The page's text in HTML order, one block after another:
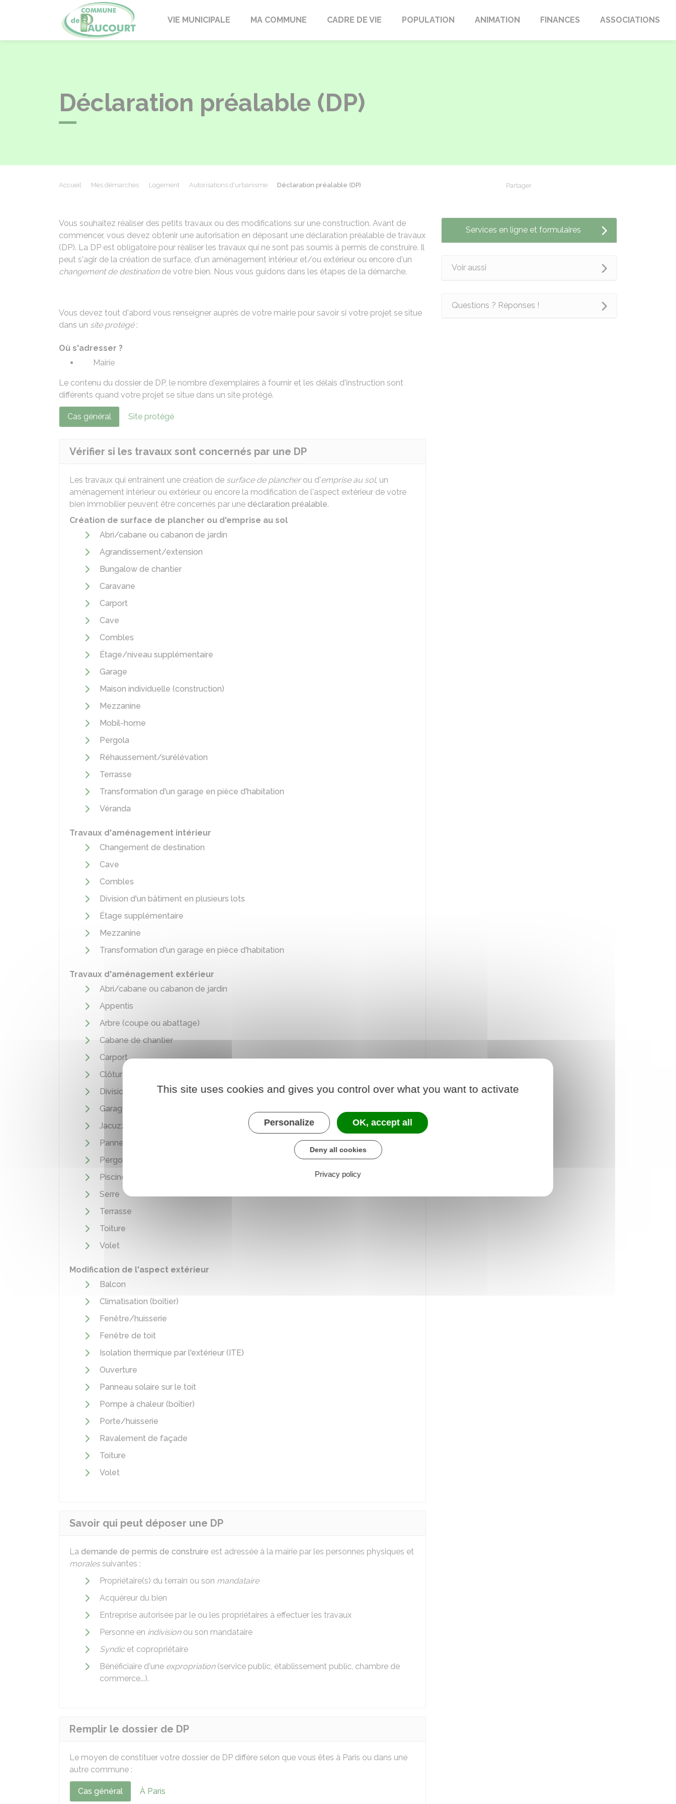
PaucourtVIE MUNICIPALE MA COMMUNE CADRE DE VIE POPULATION ANIMATION FINANCES ASSOCIATIONS
Déclaration préalable (DP)
Accueil Mes démarches Logement Autorisations d'urbanisme Déclaration préalable (DP) Partager
Vous souhaitez réaliser des petits travaux ou des modifications sur une construction. Avant de
commencer, vous devez obtenir une autorisation en déposant une déclaration préalable de travaux
(DP). La DP est obligatoire pour réaliser les travaux qui ne sont pas soumis à permis de construire. Il
peut s'agir de la création de surface, d'un aménagement intérieur et/ou extérieur ou encore d'un
changement de destinationde votre bien. Nous vous guidons dans les étapes de la démarche.
Vous devez tout d'abord vous renseigner auprès de votre mairie pour savoir si votre projet se situe
dans un site protégé:
Où s'adresser ?
Mairie
Le contenu du dossier de DP, le nombre d'exemplaires à fournir et les délais d'instruction sont
différents quand votre projet se situe dans un site protégé.
Cas général Site protégé
Vérifier si les travaux sont concernés par une DP
Les travaux qui entrainent une création de surface de plancherou d'emprise au sol, un
aménagement intérieur ou extérieur ou encore la modification de l'aspect extérieur de votre
bien immobilier peuvent être concernés par une déclaration préalable.
Création de surface de plancher ou d'emprise au sol
Abri/cabane ou cabanon de jardin
Agrandissement/extension
Bungalow de chantier
Caravane
Carport
Cave
Combles
Étage/niveau supplémentaire
Garage
Maison individuelle (construction)
Mezzanine
Mobil-home
Pergola
Réhaussement/surélévation
Terrasse
Transformation d'un garage en pièce d'habitation
Véranda
Travaux d'aménagement intérieur
Changement de destination
Cave
Combles
Division d'un bâtiment en plusieurs lots
Étage supplémentaire
Mezzanine
Transformation d'un garage en pièce d'habitation
Travaux d'aménagement extérieur
Abri/cabane ou cabanon de jardin
Appentis
Arbre (coupe ou abattage)
Cabane de chantier
Carport
Clôture/mur
Division de parcelle/terrain en plusieurs lots
Garage
Jacuzzi
Panneau solaire au sol
Pergola
Piscine
Serre
Terrasse
Toiture
Volet
Modification de l'aspect extérieur
Balcon
Climatisation (boîtier)
Fenêtre/huisserie
Fenêtre de toit
Isolation thermique par l'extérieur (ITE)
Ouverture
Panneau solaire sur le toit
Pompe à chaleur (boîtier)
Porte/huisserie
Ravalement de façade
Toiture
Volet
Savoir qui peut déposer une DP
La demande de permis de construire est adressée à la mairie par les personnes physiques et
moralessuivantes :
Propriétaire(s) du terrain ou son mandataire
Acquéreur du bien
Entreprise autorisée par le ou les propriétaires à effectuer les travaux
Personne en indivisionou son mandataire
Syndic et copropriétaire
Bénéficiaire d'une expropriation(service public, établissement public, chambre de
commerce...).
Remplir le dossier de DP
Le moyen de constituer votre dossier de DP diffère selon que vous êtes à Paris ou dans une
autre commune :
Cas général À Paris
Services en ligne et formulaires
Voir aussi
Questions ? Réponses !
This site uses cookies and gives you control over what you want to activate
Personalize OK, accept all
Deny all cookies
Privacy policy